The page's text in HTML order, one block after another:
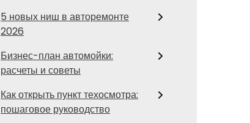
5 новых ниш в авторемонте
2026
Бизнес-план автомойки:
расчеты и советы
Как открыть пункт техосмотра:
пошаговое руководство